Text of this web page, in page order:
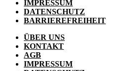
IMPRESSUM
DATENSCHUTZ
BARRIEREFREIHEIT
ÜBER UNS
KONTAKT
AGB
IMPRESSUM